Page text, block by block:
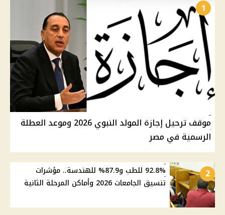
1
موقف ترحيل إجازة المولد النبوي 2026 وموعد العطلة
الرسمية في مصر
2
92.8% للطب و87.9% للهندسة.. مؤشرات
تنسيق الجامعات 2026 وأماكن المرحلة الثانية